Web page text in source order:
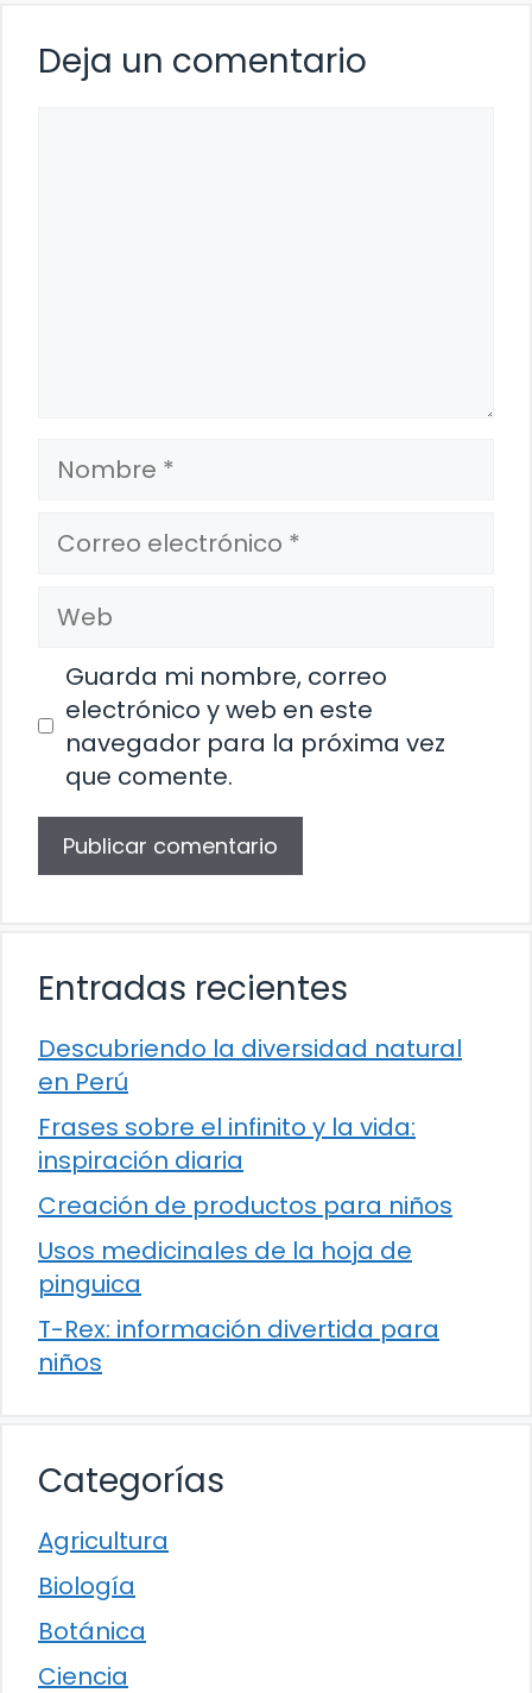
Deja un comentario
Nombre
Correo
electrónico
Web
Guarda mi nombre, correo
electrónico y web en este
navegador para la próxima vez
que comente.
Entradas recientes
Descubriendo la diversidad natural
en Perú
Frases sobre el infinito y la vida:
inspiración diaria
Creación de productos para niños
Usos medicinales de la hoja de
pinguica
T-Rex: información divertida para
niños
Categorías
Agricultura
Biología
Botánica
Ciencia